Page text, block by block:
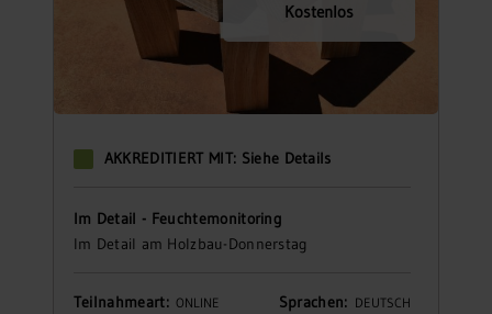
Kostenlos
AKKREDITIERT MIT: Siehe Details
Im Detail - Feuchtemonitoring
Im Detail am Holzbau-Donnerstag
Teilnahmeart:ONLINE Sprachen: DEUTSCH